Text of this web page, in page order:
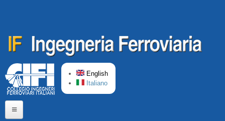
English
Italiano